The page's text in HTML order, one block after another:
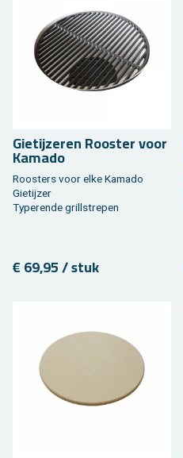
Giet­ij­ze­ren Roos­ter voor
Ka­ma­do
Roos­ters voor elke Ka­ma­do
Giet­ij­zer
Ty­pe­ren­de grill­stre­pen
€ 69,95 / stuk